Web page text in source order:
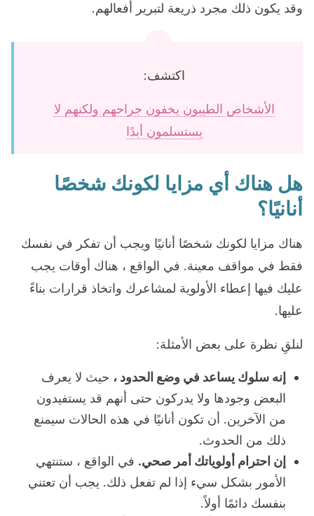
وقد يكون ذلك مجرد ذريعة لتبرير أفعالهم.
اكتشف:
الأشخاص الطيبون يخفون جراحهم ولكنهم لا
يستسلمون أبدًا
هل هناك أي مزايا لكونك شخصًا
أنانيًا؟
هناك مزايا لكونك شخصًا أنانيًا ويجب أن تفكر في نفسك
فقط في مواقف معينة. في الواقع ، هناك أوقات يجب
عليك فيها إعطاء الأولوية لمشاعرك واتخاذ قرارات بناءً
عليها.
لنلقِ نظرة على بعض الأمثلة:
إنه سلوك يساعد في وضع الحدود ، حيث لا يعرف
البعض وجودها ولا يدركون حتى أنهم قد يستفيدون
من الآخرين. أن تكون أنانيًا في هذه الحالات سيمنع
ذلك من الحدوث.
إن احترام أولوياتك أمر صحي. في الواقع ، ستنتهي
الأمور بشكل سيء إذا لم تفعل ذلك. يجب أن تعتني
بنفسك دائمًا أولاً.